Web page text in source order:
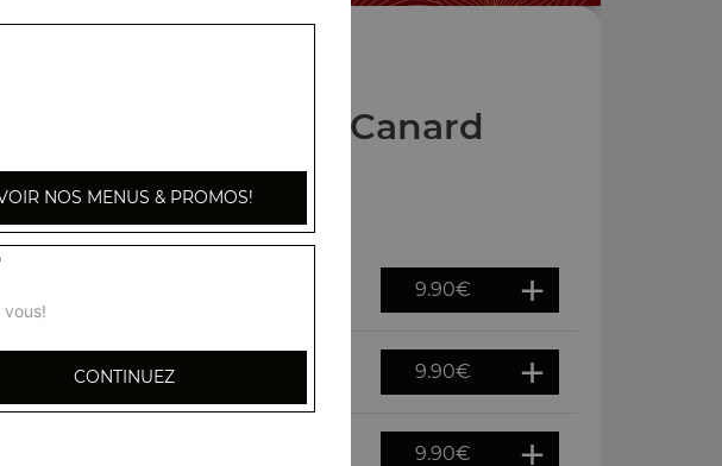
Nos Plats au Canard
9.90€
9.90€
9.90€
NOS MENUS & PROMOS!
CONTINUEZ